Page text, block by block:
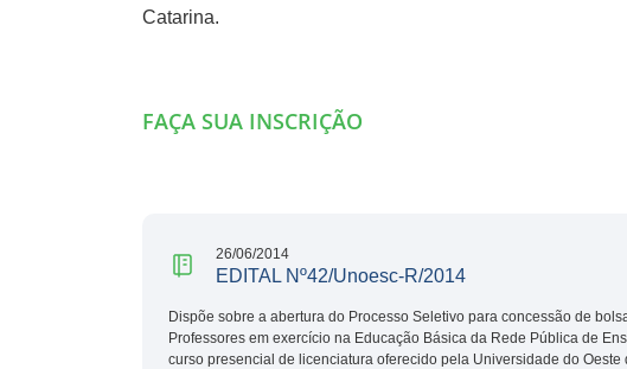
Catarina.
FAÇA SUA INSCRIÇÃO
26/06/2014
EDITAL Nº42/Unoesc-R/2014
Dispõe sobre a abertura do Processo Seletivo para concessão de
Professores em exercício na Educação Básica da Rede Pública de
curso presencial de licenciatura oferecido pela Universidade do Oeste